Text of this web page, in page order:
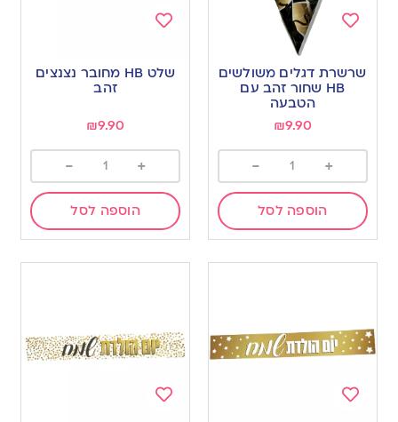
to
wishlist
שרשרת דגלים משולשים
HB שחור זהב עם
הטבעה
₪9.90
+
-
הוספה לסל
to
שלט HB מחובר נצנצים
זהב
₪9.90
+
-
הוספה לסל